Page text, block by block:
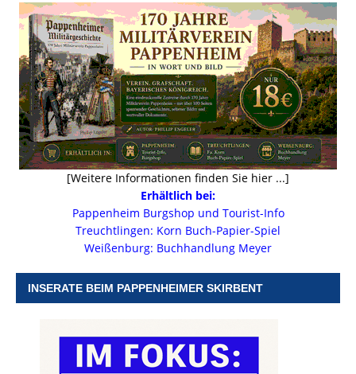
[Weitere Informationen finden Sie hier ...]
Erhältlich bei:
Pappenheim Burgshop und Tourist-Info
Treuchtlingen: Korn Buch-Papier-Spiel
Weißenburg: Buchhandlung Meyer
INSERATE BEIM PAPPENHEIMER SKIRBENT